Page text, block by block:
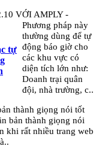
tự
VỚI AMPLY -
Phương pháp này
thường dùng để tự
động báo giờ cho
các khu vực có
diện tích lớn như:
Doanh trại quân
đội, nhà trường, c..
thành giọng nói tốt
bản thành giọng nói
khi rất nhiều trang web